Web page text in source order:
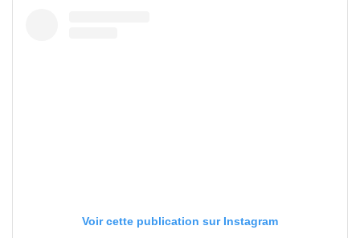
Voir cette publication sur Instagram